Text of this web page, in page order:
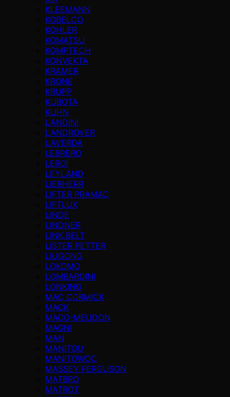
KLEEMANN
KOBELCO
KOHLER
KOMATSU
KOMPTECH
KONVEKTA
KRAMER
KRONE
KRUPP
KUBOTA
KUHN
LANDINI
LANDROVER
LAVERDA
LEBRERO
LEROI
LEYLAND
LIEBHERR
LIFTER PRAMAC
LIFTLUX
LINDE
LINDNER
LINK BELT
LISTER PETTER
LIUGONG
LOKOMO
LOMBARDINI
LONKING
MAC CORMICK
MACK
MACO-MEUDON
MAGNI
MAN
MANITOU
MANITOWOC
MASSEY FERGUSON
MATBRO
MATROT